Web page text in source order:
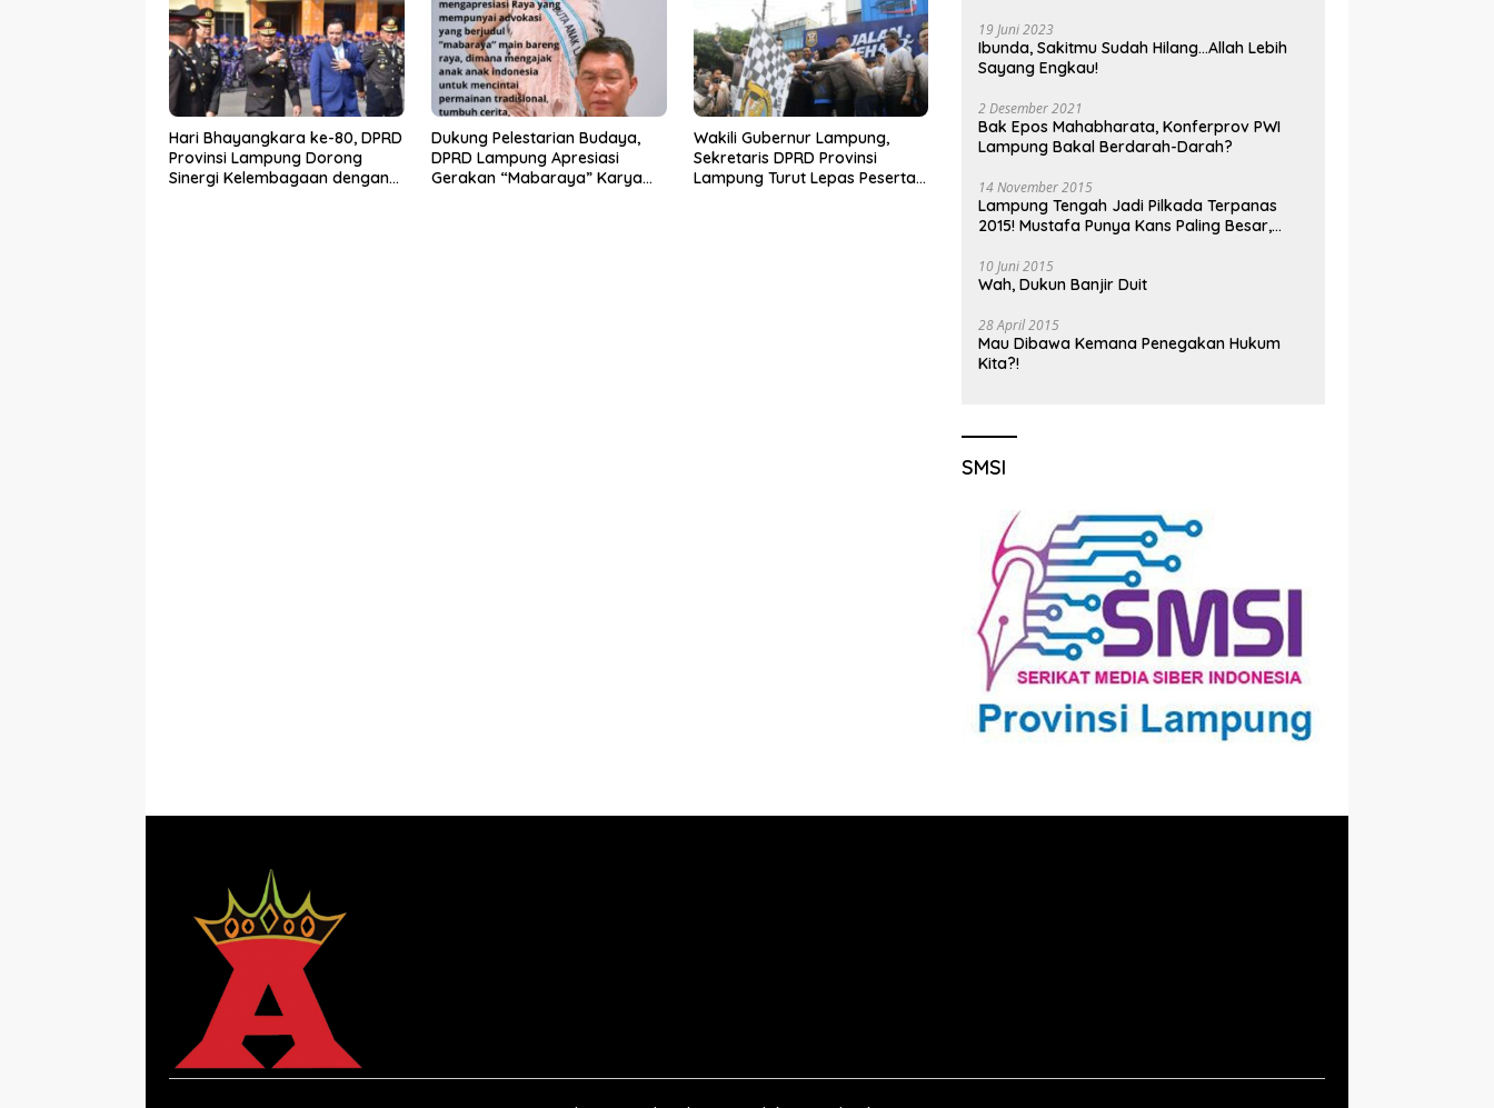
Hari Bhayangkara ke-80, DPRD
Provinsi Lampung Dorong
Sinergi Kelembagaan dengan
Dukung Pelestarian Budaya,
DPRD Lampung Apresiasi
Gerakan “Mabaraya” Karya
Wakili Gubernur Lampung,
Sekretaris DPRD Provinsi
Lampung Turut Lepas Peserta
19 Juni 2023
Ibunda, Sakitmu Sudah Hilang…Allah Lebih
Sayang Engkau!
2 Desember 2021
Bak Epos Mahabharata, Konferprov PWI
Lampung Bakal Berdarah-Darah?
14 November 2015
Lampung Tengah Jadi Pilkada Terpanas
2015! Mustafa Punya Kans Paling Besar,
10 Juni 2015
Wah, Dukun Banjir Duit
28 April 2015
Mau Dibawa Kemana Penegakan Hukum
Kita?!
SMSI